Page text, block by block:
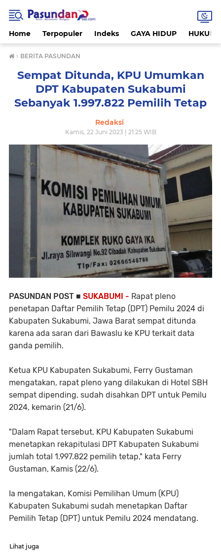
Home Terpopuler Indeks GAYA HIDUP HUKUM
› BERITA PASUNDAN
Sempat Ditunda, KPU Umumkan
DPT Kabupaten Sukabumi
Sebanyak 1.997.822 Pemilih Tetap
Redaksi
Kamis, 22 Juni 2023 | 21:25 WIB
PASUNDAN POST ■ SUKABUMI - Rapat pleno
penetapan Daftar Pemilih Tetap (DPT) Pemilu 2024 di
Kabupaten Sukabumi, Jawa Barat sempat ditunda
karena ada saran dari Bawaslu ke KPU terkait data
ganda pemilih.
Ketua KPU Kabupaten Sukabumi, Ferry Gustaman
mengatakan, rapat pleno yang dilakukan di Hotel SBH
sempat dipending, sudah disahkan DPT untuk Pemilu
2024, kemarin (21/6).
"Dalam Rapat tersebut, KPU Kabupaten Sukabumi
menetapkan rekapitulasi DPT Kabupaten Sukabumi
jumlah total 1.997.822 pemilih tetap," kata Ferry
Gustaman, Kamis (22/6).
Ia mengatakan, Komisi Pemilihan Umum (KPU)
Kabupaten Sukabumi sudah menetapkan Daftar
Pemilih Tetap (DPT) untuk Pemilu 2024 mendatang.
Lihat juga